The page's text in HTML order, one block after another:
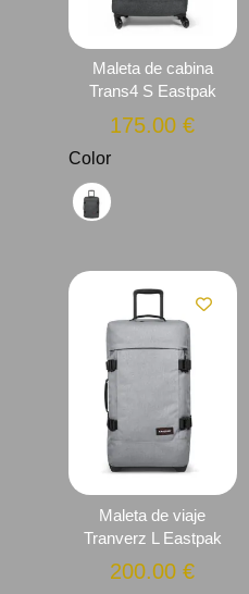
Maleta de cabina
Trans4 S Eastpak
175.00€
Color
Maleta de viaje
Tranverz L Eastpak
200.00€